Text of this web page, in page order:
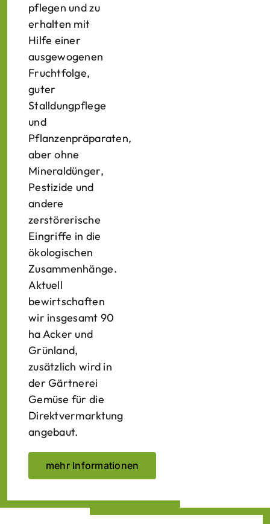
pflegen und zu
erhalten mit
Hilfe einer
ausgewogenen
Fruchtfolge,
guter
Stalldungpflege
und
Pflanzenpräparaten,
aber ohne
Mineraldünger,
Pestizide und
andere
zerstörerische
Eingriffe in die
ökologischen
Zusammenhänge.
Aktuell
bewirtschaften
wir insgesamt 90
ha Acker und
Grünland,
zusätzlich wird in
der Gärtnerei
Gemüse für die
Direktvermarktung
angebaut.
mehr Informationen